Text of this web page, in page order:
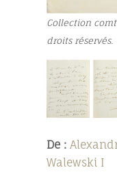
Collection
droits réservés.
De :
Walewski I